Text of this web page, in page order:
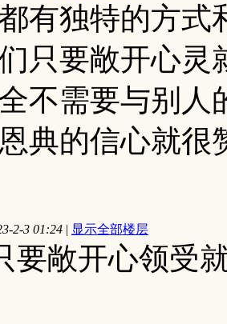
有独特的方式
只要敞开心灵
不需要与别人
典的信心就很
2-3 01:24 | 显示全部楼层
要敞开心领受